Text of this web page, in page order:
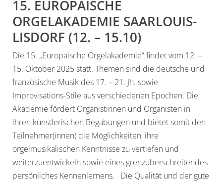
15. EUROPÄISCHE
ORGELAKADEMIE SAARLOUIS-
LISDORF (12. – 15.10)
Die 15. „Europäische Orgelakademie“ findet vom 12. –
15. Oktober 2025 statt. Themen sind die deutsche und
französische Musik des 17. – 21. Jh. sowie
Improvisations-Stile aus verschiedenen Epochen. Die
Akademie fördert Organistinnen und Organisten in
ihren künstlerischen Begabungen und bietet somit den
Teilnehmer(innen) die Möglichkeiten, ihre
orgelmusikalischen Kenntnisse zu vertiefen und
weiterzuentwickeln sowie eines grenzüberschreitendes
persönliches Kennenlernens. Die Qualität und der gute